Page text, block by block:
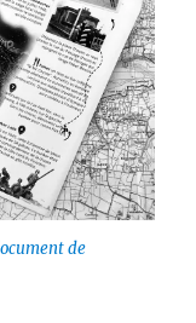
de